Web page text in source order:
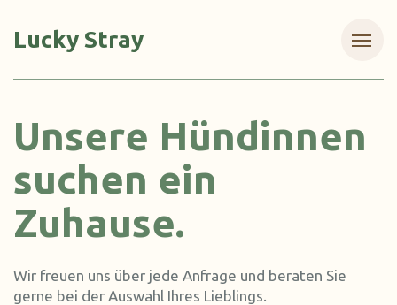
Lucky Stray
Unsere Hündinnen
suchen ein
Zuhause.
Wir freuen uns über jede Anfrage und beraten Sie
gerne bei der Auswahl Ihres Lieblings.